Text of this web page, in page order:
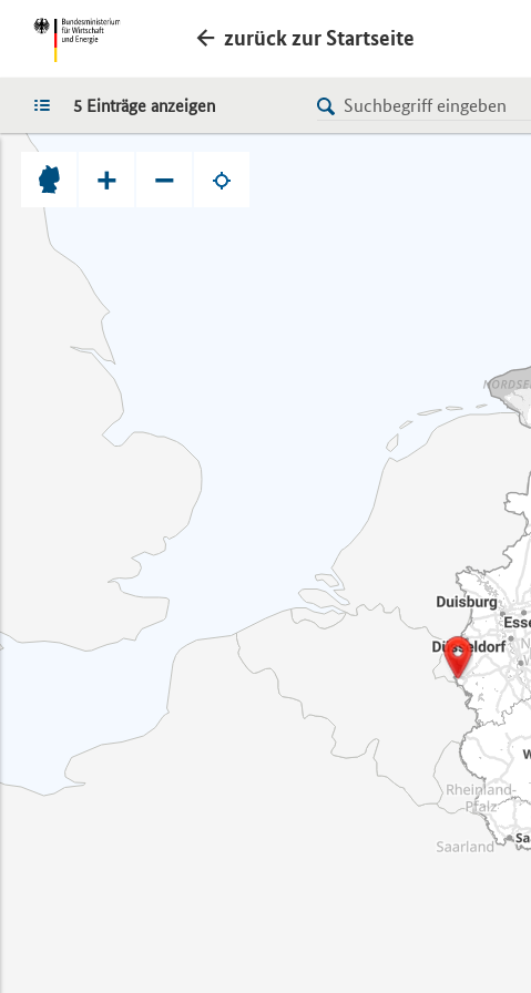
zurück zur Startseite
LISTE
5 Einträge anzeigen
+ −